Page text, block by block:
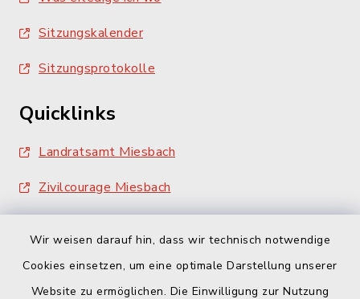
Wir weisen darauf hin, dass wir technisch notwendige
Cookies einsetzen, um eine optimale Darstellung unserer
Website zu ermöglichen. Die Einwilligung zur Nutzung
Sitzungskalender
Sitzungsprotokolle
Quicklinks
Landratsamt Miesbach
Zivilcourage Miesbach